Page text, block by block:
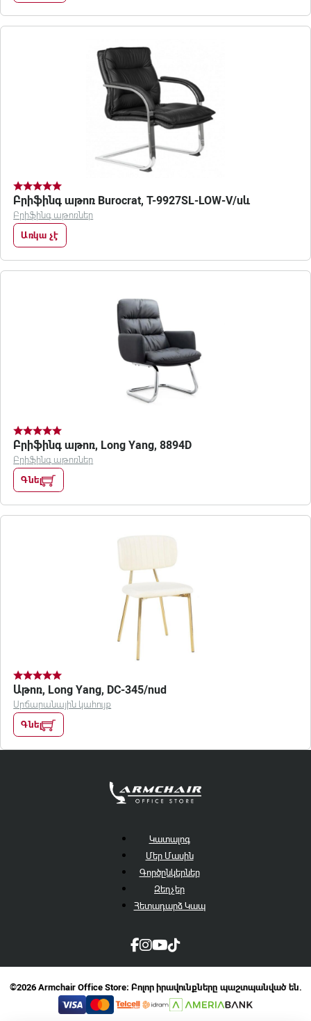
Բրիֆինգ աթոռ Burocrat, T-9927SL-LOW-V/սև
Բրիֆինգ աթոռներ
Առկա չէ
Բրիֆինգ աթոռ, Long Yang, 8894D
Բրիֆինգ աթոռներ
Գնել
Աթոռ, Long Yang, DC-345/nud
Սրճարանային կահույք
Գնել
Կատալոգ
Մեր Մասին
Գործընկերներ
Զեղչեր
Հետադարձ Կապ
©2026 Armchair Office Store։ Բոլոր իրավունքները պաշտպանված են.